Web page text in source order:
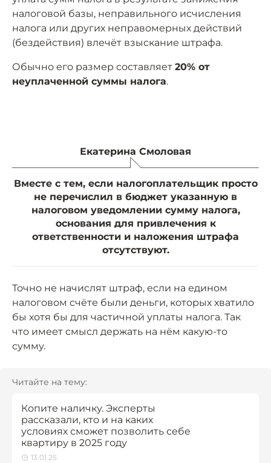
налоговой базы, неправильного исчисления
налога или других неправомерных действий
(бездействия) влечёт взыскание штрафа.
Обычно его размер составляет 20% от
неуплаченной суммы налога.
Екатерина Смоловая
Вместе с тем, если налогоплательщик просто
не перечислил в бюджет указанную в
налоговом уведомлении сумму налога,
основания для привлечения к
ответственности и наложения штрафа
отсутствуют.
Точно не начислят штраф, если на едином
налоговом счёте были деньги, которых хватило
бы хотя бы для частичной уплаты налога. Так
что имеет смысл держать на нём какую-то
сумму.
Читайте на тему:
Копите наличку. Эксперты
рассказали, кто и на каких
условиях сможет позволить себе
квартиру в 2025 году
13.01.25